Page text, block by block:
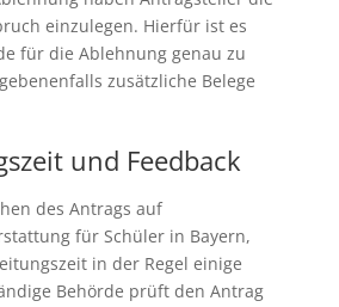
einzulegen. Hierfür ist es
für die Ablehnung genau zu
zusätzliche Belege
und Feedback
des Antrags auf
für Schüler in Bayern,
in der Regel einige
Behörde prüft den Antrag